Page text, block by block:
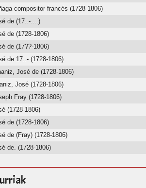
compositor francés (1728-1806)
de (17..-....)
de (1728-1806)
de (17??-1806)
de 17..- (1728-1806)
José de (1728-1806)
José (1728-1806)
Fray (1728-1806)
(1728-1806)
de (1728-1806)
de (Fray) (1728-1806)
de. (1728-1806)